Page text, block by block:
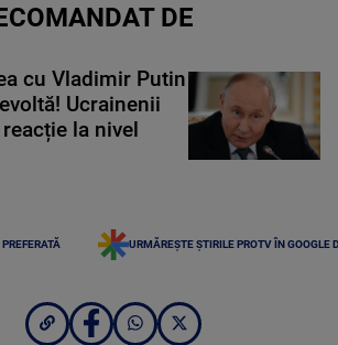
DE
cu Vladimir Putin
Ucrainenii
la nivel
URMĂREȘTE ȘTIRILE PROTV ÎN GOOGLE